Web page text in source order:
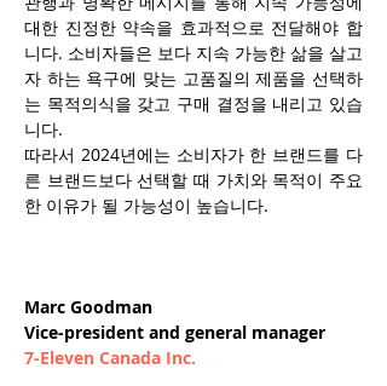
대한 진정한 약속을 효과적으로 전달해야 합
니다. 소비자들은 보다 지속 가능한 삶을 살고
자 하는 욕구에 맞는 고품질의 제품을 선택하
는 목적의식을 갖고 구매 결정을 내리고 있습
니다.
따라서 2024년에는 소비자가 한 브랜드를 다
른 브랜드보다 선택할 때 가치와 목적이 주요
한 이유가 될 가능성이 높습니다.
Marc Goodman
Vice-president and general manager
7-Eleven Canada Inc.